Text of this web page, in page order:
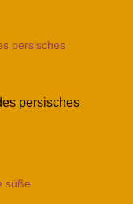
persisches